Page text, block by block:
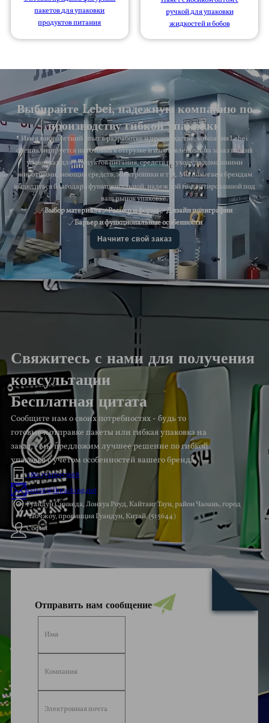
пакетов для упаковки
продуктов питания
ручкой для упаковки
жидкостей и бобов
Выбирайте Lebei, надежную компанию по
производству гибкой упаковки
Имея многолетний опыт в разработке и производстве, компания Lebei
специализируется на готовых к отгрузке и изготовленных на заказ гибких
упаковках для продуктов питания, средств по уходу за домашними
животными, моющих средств, электроники и т. д. Мы помогаем брендам
выделиться благодаря функциональной, надежной и адаптированной под
ваш рынок упаковке.
Выбор материала
Размер и форма
Дизайн полиграфии
Барьер и функциональные особенности
Начните свой заказ
Свяжитесь с нами для получения
консультации
Бесплатная цитата
Сообщите нам о своих потребностях - будь то
готовые к отправке пакеты или гибкая упаковка на
заказ, - мы предложим лучшее решение по гибкой
упаковке с учетом особенностей вашего бренда.
+86-15216953668
sales8@lbpacking.net
Гуандун Синкеда, Лонхуа Роуд, Кайтанг Таун, район Чаоань, город
Чаочжоу, провинция Гуандун, Китай. (515644）
София
Отправить нам сообщение